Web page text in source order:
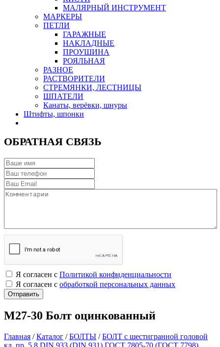
МАЛЯРНЫЙ ИНСТРУМЕНТ
МАРКЕРЫ
ПЕТЛИ
ГАРАЖНЫЕ
НАКЛАДНЫЕ
ПРОУШИНА
РОЯЛЬНАЯ
РАЗНОЕ
РАСТВОРИТЕЛИ
СТРЕМЯНКИ, ЛЕСТНИЦЫ
ШПАТЕЛИ
Канаты, верёвки, шнуры
Штифты, шпонки
ОБРАТНАЯ СВЯЗЬ
Я согласен с Политикой конфиденциальности
Я согласен с обработкой персональных данных
М27-30 Болт оцинкованный
Главная /Каталог /БОЛТЫ /БОЛТ с шестигранной головой
кл. пр. 5,8 DIN 933 (DIN 931) ГОСТ 7805-70 (ГОСТ 7798)